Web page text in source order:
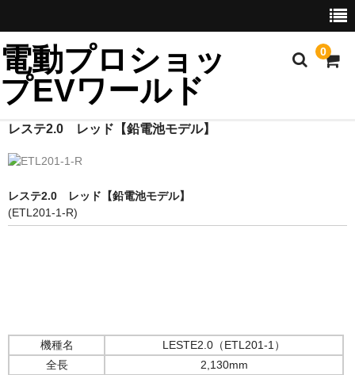
電動プロショッ
プEVワールド
0
輸入代行
ネットワーク機器
レステ2.0 レッド【鉛電池モデル】
レステ2.0 レッド【鉛電池モデル】
(ETL201-1-R)
機種名
LESTE2.0（ETL201-1）
全長
2,130mm